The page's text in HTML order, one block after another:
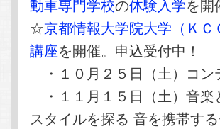
動車専門学校の体験入学を開
☆京都情報大学院大学（ＫＣ
講座を開催。申込受付中！
・１０月２５日（土）コン
・１１月１５日（土）音
スタイルを探る 音を携帯す